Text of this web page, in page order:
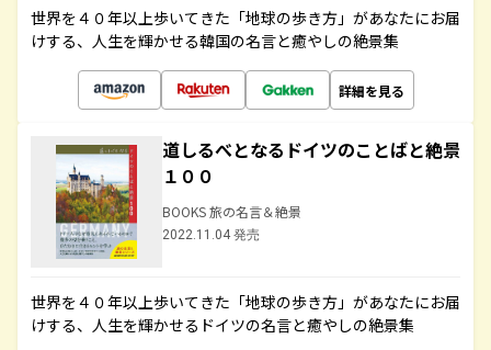
世界を４０年以上歩いてきた「地球の歩き方」があなたにお届
けする、人生を輝かせる韓国の名言と癒やしの絶景集
詳細を見る
道しるべとなるドイツのことばと絶景
１００
BOOKS 旅の名言＆絶景
2022.11.04 発売
世界を４０年以上歩いてきた「地球の歩き方」があなたにお届
けする、人生を輝かせるドイツの名言と癒やしの絶景集